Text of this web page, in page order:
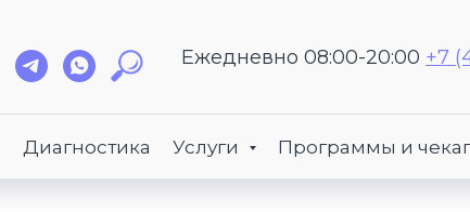
Ежедневно 08:00-20:00 +7
Диагностика Услуги Программы и